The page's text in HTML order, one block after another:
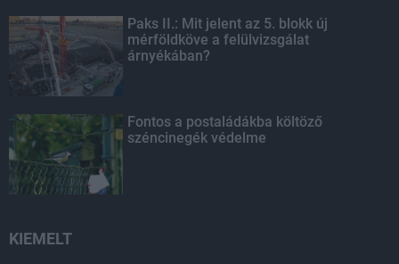
Paks II.: Mit jelent az 5. blokk új
mérföldköve a felülvizsgálat
árnyékában?
Fontos a postaládákba költöző
széncinegék védelme
KIEMELT